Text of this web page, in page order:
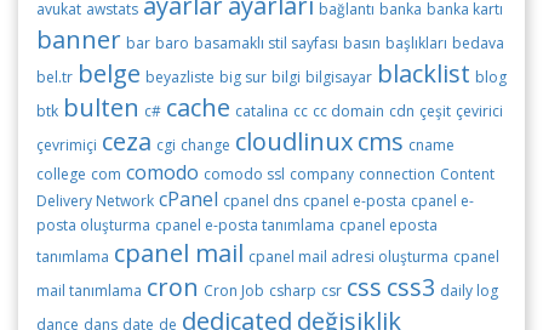
avukat awstats bağlantı banka banka kartı
banner bar baro basamaklı stil sayfası basın başlıkları bedava
bel.tr belge beyazliste big sur bilgi bilgisayar blacklist blog
btk bulten c# cache catalina cc cc domain cdn çeşit çevirici
çevrimiçi ceza cgi change cloudlinuxcms cname
college com comodo comodo ssl company connection Content
Delivery Network cPanel cpanel dns cpanel e-posta cpanel e-
posta oluşturma cpanel e-posta tanımlama cpanel eposta
tanımlama cpanel mail cpanel mail adresi oluşturma cpanel
mail tanımlama cron Cron Job csharp csr css css3 daily log
dance dans date de dedicated değişiklik